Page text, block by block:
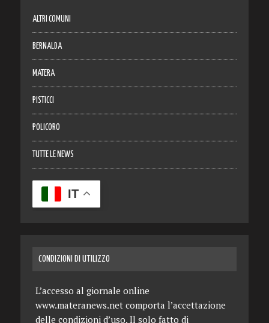
ALTRI COMUNI
BERNALDA
MATERA
PISTICCI
POLICORO
TUTTE LE NEWS
IT
CONDIZIONI DI UTILIZZO
L’accesso al giornale online
www.materanews.net comporta l’accettazione
delle condizioni d’uso. Il solo fatto di